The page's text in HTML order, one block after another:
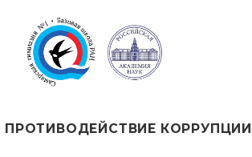
ПРОТИВОДЕЙСТВИЕ КОРРУПЦИИ